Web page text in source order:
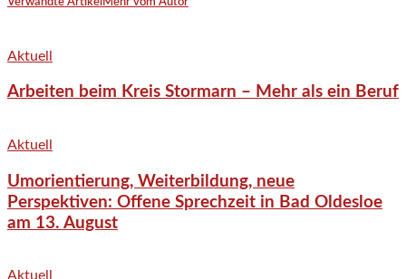
Verwandte Artikel Mehr vom Autor
Aktuell
Arbeiten beim Kreis Stormarn – Mehr als ein Beruf
Aktuell
Umorientierung, Weiterbildung, neue
Perspektiven: Offene Sprechzeit in Bad Oldesloe
am 13. August
Aktuell